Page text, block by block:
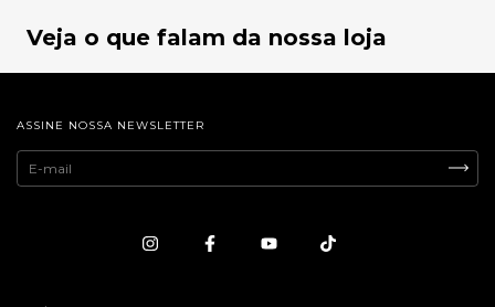
Veja o que falam da nossa loja
ASSINE NOSSA NEWSLETTER